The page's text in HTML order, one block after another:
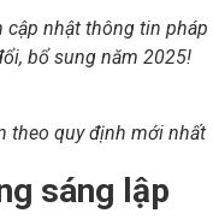
cập nhật thông tin pháp
bổ sung năm 2025!
theo quy định mới nhất
sáng lập